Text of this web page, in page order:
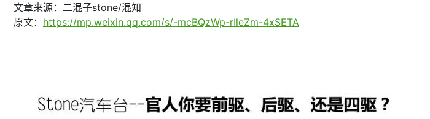
文章来源：二混子stone/混知
原文： https://mp.weixin.qq.com/s/-mcBQzWp-rIleZm-4xSETA